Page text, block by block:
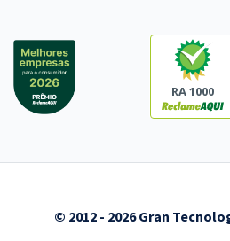
RA 1000
© 2012 - 2026 Gran